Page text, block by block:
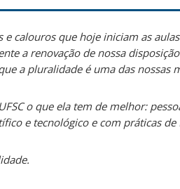
e calouros que hoje iniciam as
a renovação de nossa
a pluralidade é uma das nossas
o que ela tem de melhor:
e tecnológico e com práticas